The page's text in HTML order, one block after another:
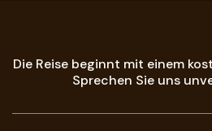
Die Reise beginnt mit einem
Sprechen Sie uns